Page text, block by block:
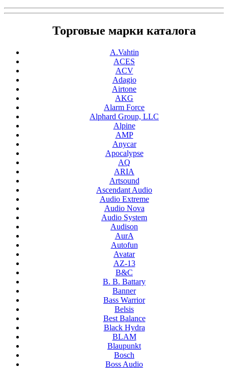
Торговые марки каталога
A.Vahtin
ACES
ACV
Adagio
Airtone
AKG
Alarm Force
Alphard Group, LLC
Alpine
AMP
Anycar
Apocalypse
AQ
ARIA
Artsound
Ascendant Audio
Audio Extreme
Audio Nova
Audio System
Audison
AurA
Autofun
Avatar
AZ-13
B&C
B. B. Battary
Banner
Bass Warrior
Belsis
Best Balance
Black Hydra
BLAM
Blaupunkt
Bosch
Boss Audio